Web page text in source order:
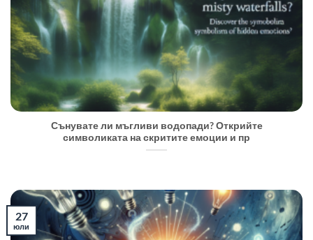
Сънувате ли мъгливи водопади? Открийте
символиката на скритите емоции и пр
27
юли